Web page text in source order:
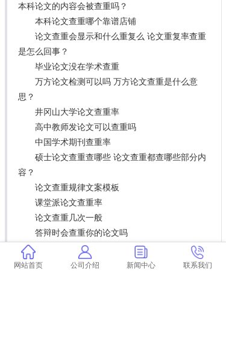
本科论文的内容会被查重吗？
本科论文查重哪个靠谱店铺
论文查重会显示和什么重复么 论文重复率查重
是怎么回事？
毕业论文没在学术查重
万方论文检测可以吗 万方论文查重是什么意
思？
井冈山大学论文查重率
高中教师发论文可以查重吗
中国学术期刊查重率
硕士论文查重查哪些 论文查重都查哪些部分内
容？
论文查重规律文案模板
课堂派论文查重率
论文查重几次一般
答辩时会查重你的论文吗
吉林大学学位论文查重比例
学术查重查本科什么 学术查重是什么意思？
网站首页 公司介绍 新闻中心 联系我们